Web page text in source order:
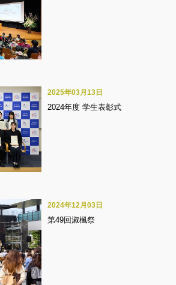
2024年度 学生表彰式
2025年03月13日
第49回淑楓祭
2024年12月03日